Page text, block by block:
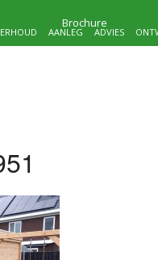
ADVIES
AANLEG
Brochure